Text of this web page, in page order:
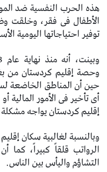
هذه الحرب النفسية ضد
الأطفال فى فقر، وخلقت
توفير احتياجاتها اليومية
وحصة إقليم كردستان من
حين أن المناطق الخاضعة
أى تأخير فى الأمور المالية
إقليم كردستان يواجه
وبالنسبة لغالبية سكان
الرواتب قلقاً كبيراً،
التشاؤم واليأس بين الناس.